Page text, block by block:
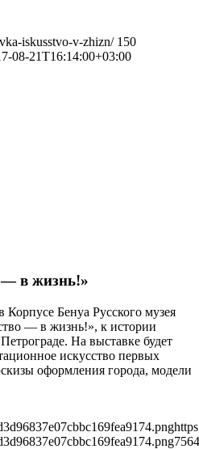
iskusstvo-v-zhizn/ 150
08-21T16:14:00+03:00
— в жизнь!»
Корпусе Бенуа Русского музея
— в жизнь!», к истории
На выставке будет
искусство первых
оформления города, модели
756